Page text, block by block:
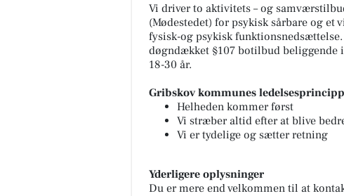
Vi driver to aktivitets – og
(Mødestedet) for psykisk sårbare og
fysisk-og psykisk
døgndækket §107 botilbud beliggende
18-30 år.
Gribskov kommunes
Helheden kommer først
Vi stræber altid efter at blive
Vi er tydelige og sætter retning
Yderligere oplysninger
Du er mere end velkommen til at